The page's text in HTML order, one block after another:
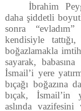
İbrahim
daha şiddetli
sonra
kendisiyle
boğazlamakla
sayarak,
İsmail’i yere
bıçağı boğazına
bıçak, İsmail’in
aslında vazifesini